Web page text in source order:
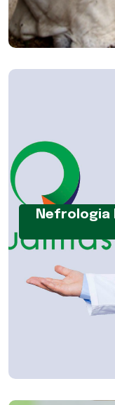
Nefrologia